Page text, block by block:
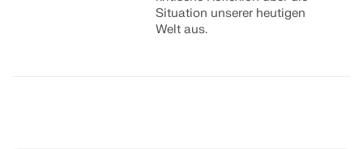
Situation unserer heutigen
Welt aus.